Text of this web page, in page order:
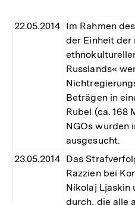
22.05.2014 Im Rahmen
der Einheit der
Russlands«
Beträgen in
Rubel (ca. 168
NGOs wurden
ausgesucht.
23.05.2014 Das
Razzien bei
Nikolaj Ljaskin
durch, die alle